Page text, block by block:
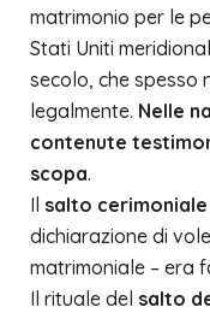
matrimonio per le
Stati Uniti
secolo, che spesso
legalmente. Nelle
contenute
scopa.
Il salto
dichiarazione di
matrimoniale – era
Il rituale del salto